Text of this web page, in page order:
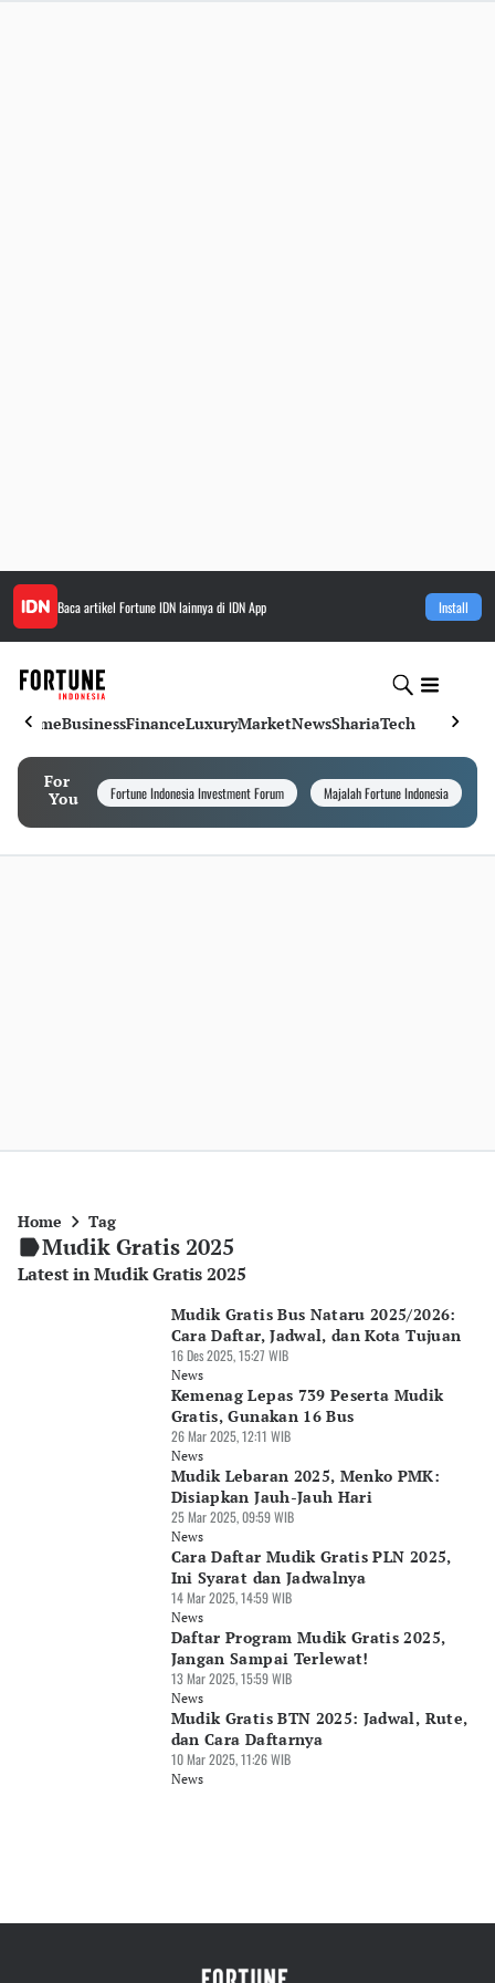
Baca artikel Fortune IDNlainnya di IDN App Install
HomeBusinessFinanceLuxuryMarketNewsShariaTech
For
You
Fortune Indonesia Investment Forum Majalah Fortune Indonesia
Home Tag
Mudik Gratis 2025
Latest in Mudik Gratis 2025
Mudik Gratis Bus Nataru 2025/2026:
Cara Daftar, Jadwal, dan Kota Tujuan
16 Des 2025, 15:27 WIB
News
Kemenag Lepas 739 Peserta Mudik
Gratis, Gunakan 16 Bus
26 Mar 2025, 12:11 WIB
News
Mudik Lebaran 2025, Menko PMK:
Disiapkan Jauh-Jauh Hari
25 Mar 2025, 09:59 WIB
News
Cara Daftar Mudik Gratis PLN 2025,
Ini Syarat dan Jadwalnya
14 Mar 2025, 14:59 WIB
News
Daftar Program Mudik Gratis 2025,
Jangan Sampai Terlewat!
13 Mar 2025, 15:59 WIB
News
Mudik Gratis BTN 2025: Jadwal, Rute,
dan Cara Daftarnya
10 Mar 2025, 11:26 WIB
News